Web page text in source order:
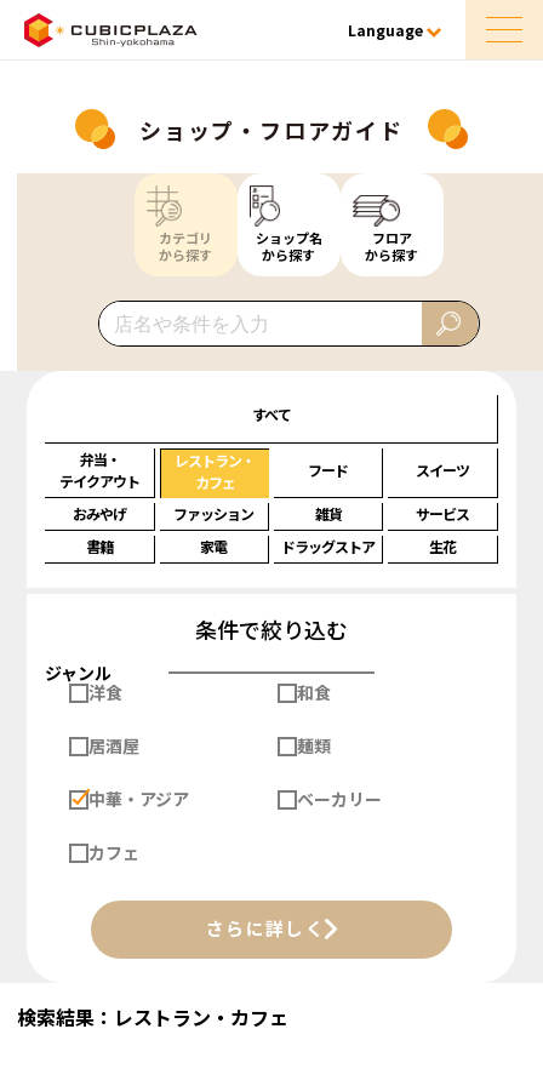
Language
ショップ・フロアガイド
カテゴリ
から探す
ショップ名
から探す
フロア
から探す
すべて
弁当・
テイクアウト
レストラン・
カフェ
フード スイーツ
おみやげ ファッション 雑貨
サービス
書籍
家電 ドラッグストア 生花
条件で絞り込む
ジャンル
洋食
和食
居酒屋 麺類
中華・アジア ベーカリー
カフェ
さらに詳しく
検索結果：レストラン・カフェ